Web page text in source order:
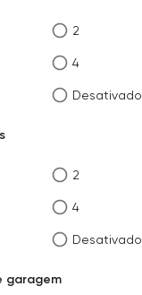
2
4
Desativado
2
4
Desativado
garagem